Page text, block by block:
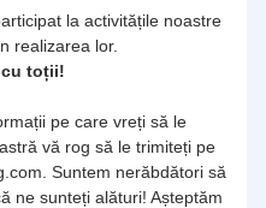
la activitățile noastre
realizarea lor.
cu toții!
pe care vreți să le
vă rog să le trimiteți pe
Suntem nerăbdători să
ne sunteți alături! Așteptăm